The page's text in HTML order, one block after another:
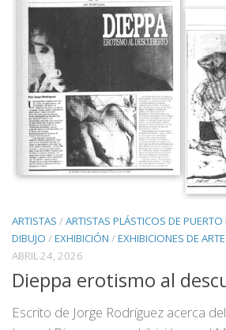
ARTISTAS /ARTISTAS PLÁSTICOS DE PUERTO
DIBUJO /EXHIBICIÓN /EXHIBICIONES DE ARTE
ABRIL 24, 2026
Dieppa erotismo al
Escrito de Jorge Rodríguez acerca